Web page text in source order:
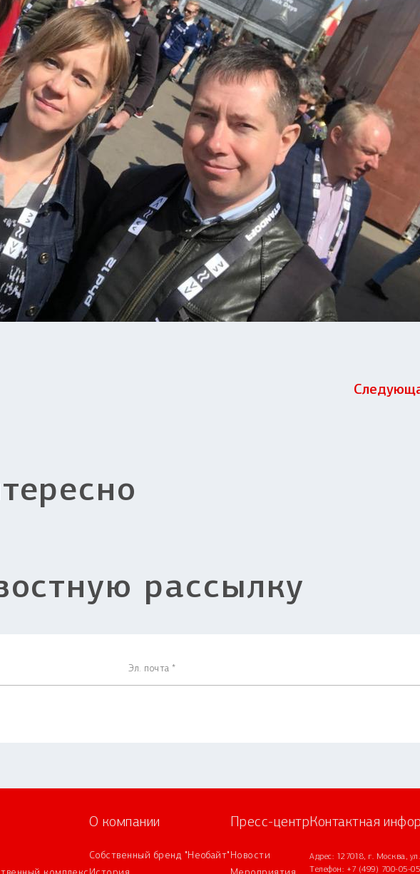
рассылку
О компании
Собственный бренд "Необайт"
Пресс-центр
Новости
Контактная
Адрес: 127018, г. Москва,
Телефон: +7 (499) 700-05-05